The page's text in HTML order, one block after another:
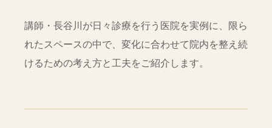
講師・長谷川が日々診療を行う医院を実例に、限ら
れたスペースの中で、変化に合わせて院内を整え続
けるための考え方と工夫をご紹介します。